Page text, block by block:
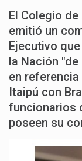
El Colegio
emitió un
Ejecutivo
la Nación
en
Itaipú con
funcionarios
poseen su